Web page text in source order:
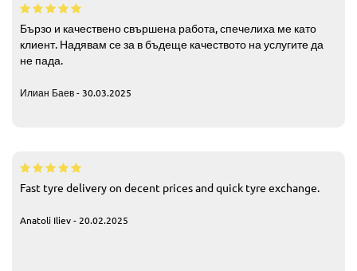
Бързо и качествено свършена работа, спечелиха ме като
клиент. Надявам се за в бъдеще качеството на услугите да
не пада.
Илиан Баев - 30.03.2025
Fast tyre delivery on decent prices and quick tyre exchange.
Anatoli Iliev - 20.02.2025